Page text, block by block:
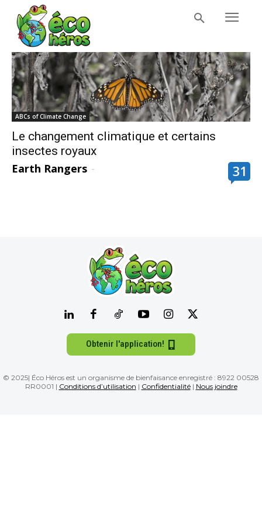
ABCs of Climate Change
Le changement climatique et certains
insectes royaux
Earth Rangers - 31
Obtenir l'application!
© 2025| Éco Héros est un organisme de bienfaisance enregistré : 8922 00528
RR0001 | Conditions d’utilisation | Confidentialité| Nous joindre